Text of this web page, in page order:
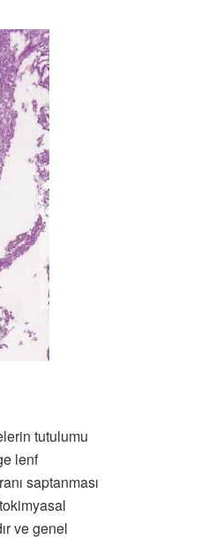
tutulumu
lenf
saptanması
ve genel